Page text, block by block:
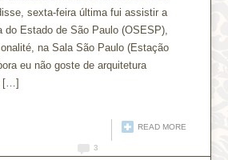
sexta-feira última fui assistir a
do Estado de São Paulo (OSESP),
na Sala São Paulo (Estação
eu não goste de arquitetura
[…]
READ MORE
3